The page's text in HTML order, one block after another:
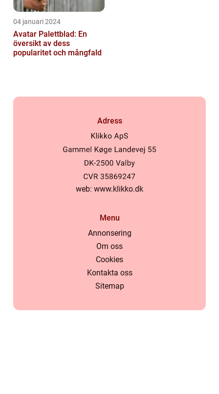
04 januari 2024
Avatar Palettblad: En
översikt av dess
popularitet och mångfald
Adress
web: www.klikko.dk
Menu
Annonsering
Om oss
Cookies
Kontakta oss
Sitemap